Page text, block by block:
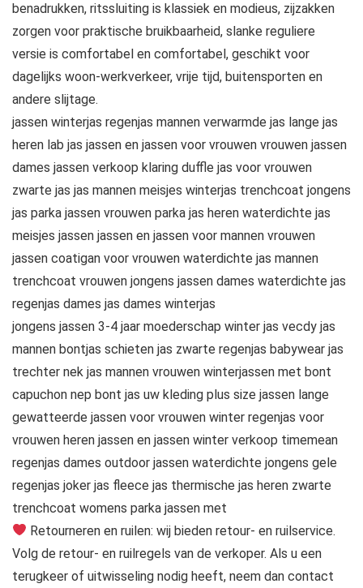
benadrukken, ritssluiting is klassiek en modieus, zijzakken
zorgen voor praktische bruikbaarheid, slanke reguliere
versie is comfortabel en comfortabel, geschikt voor
dagelijks woon-werkverkeer, vrije tijd, buitensporten en
andere slijtage.
jassen winterjas regenjas mannen verwarmde jas lange jas
heren lab jas jassen en jassen voor vrouwen vrouwen jassen
dames jassen verkoop klaring duffle jas voor vrouwen
zwarte jas jas mannen meisjes winterjas trenchcoat jongens
jas parka jassen vrouwen parka jas heren waterdichte jas
meisjes jassen jassen en jassen voor mannen vrouwen
jassen coatigan voor vrouwen waterdichte jas mannen
trenchcoat vrouwen jongens jassen dames waterdichte jas
regenjas dames jas dames winterjas
jongens jassen 3-4 jaar moederschap winter jas vecdy jas
mannen bontjas schieten jas zwarte regenjas babywear jas
trechter nek jas mannen vrouwen winterjassen met bont
capuchon nep bont jas uw kleding plus size jassen lange
gewatteerde jassen voor vrouwen winter regenjas voor
vrouwen heren jassen en jassen winter verkoop timemean
regenjas dames outdoor jassen waterdichte jongens gele
regenjas joker jas fleece jas thermische jas heren zwarte
trenchcoat womens parka jassen met
Retourneren en ruilen: wij bieden retour- en ruilservice.
Volg de retour- en ruilregels van de verkoper. Als u een
terugkeer of uitwisseling nodig heeft, neem dan contact